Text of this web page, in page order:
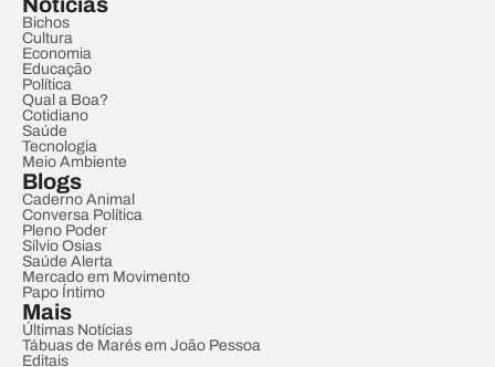
Bichos
Cultura
Economia
Educação
Política
Qual a Boa?
Cotidiano
Saúde
Tecnologia
Meio Ambiente
Blogs
Caderno Animal
Conversa Política
Pleno Poder
Sílvio Osias
Saúde Alerta
Mercado em Movimento
Papo Íntimo
Mais
Últimas Notícias
Tábuas de Marés em João Pessoa
Editais